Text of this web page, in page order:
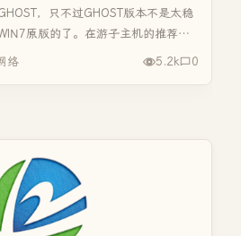
，只不过GHOST版本不是太稳
原版的了。在游子主机的推荐
版，但上网站上面的介绍全都是英
络 5.2k 0